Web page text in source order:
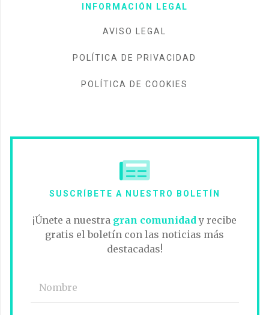
INFORMACIÓN LEGAL
AVISO LEGAL
POLÍTICA DE PRIVACIDAD
POLÍTICA DE COOKIES
SUSCRÍBETE A NUESTRO BOLETÍN
¡Únete a nuestra gran comunidady recibe
gratis el boletín con las noticias más
destacadas!